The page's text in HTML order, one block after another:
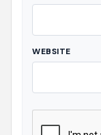
WEBSITE